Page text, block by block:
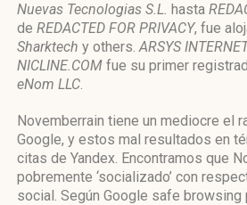
Nuevas Tecnologias S.L. hasta
de REDACTED FOR PRIVACY, fue
Sharktech y others.ARSYS
NICLINE.COM fue su primer
eNom LLC.
Novemberrain tiene un mediocre el
Google, y estos mal resultados en
citas de Yandex. Encontramos que
pobremente ‘socializado’ con
social. Según Google safe browsing